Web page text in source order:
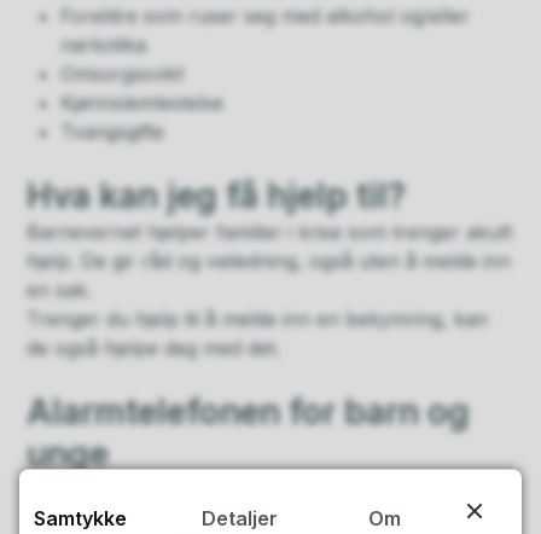
Foreldre som ruser seg med alkohol og/eller
narkotika
Omsorgssvikt
Kjønnslemlestelse
Tvangsgifte
Hva kan jeg få hjelp til?
Barnevernet hjelper familier i krise som trenger akutt
hjelp. De gir råd og veiledning, også uten å melde inn
en sak.
Trenger du hjelp til å melde inn en bekymring, kan
de også hjelpe deg med det.
Alarmtelefonen for barn og
unge
noen som gjør det? Da kan du ringe til
Samtykke Detaljer
Om